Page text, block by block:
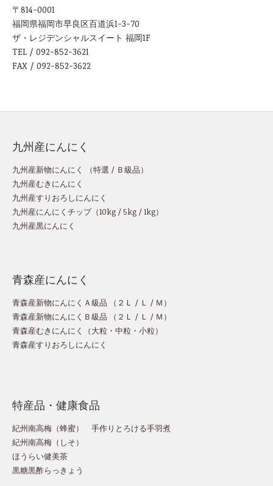
〒814-0001
福岡県福岡市早良区百道浜1-3-70
ザ・レジデンシャルスイート 福岡1F
TEL / 092-852-3621
FAX / 092-852-3622
九州産にんにく
九州産新物にんにく （特選 / Ｂ級品）
九州産むきにんにく
九州産すりおろしにんにく
九州産にんにくチップ（10kg /5kg /1kg）
九州産黒にんにく
青森産にんにく
青森産新物にんにくＡ級品 （ ２Ｌ / Ｌ / Ｍ ）
青森産新物にんにくＢ級品 （ ２Ｌ / Ｌ / Ｍ ）
青森産むきにんにく（大粒 ・ 中粒 ・ 小粒）
青森産すりおろしにんにく
特産品・健康食品
紀州南高梅（蜂蜜）
手作りとろける手羽煮
紀州南高梅（しそ）
ほうらい健美茶
黒糖黒酢らっきょう